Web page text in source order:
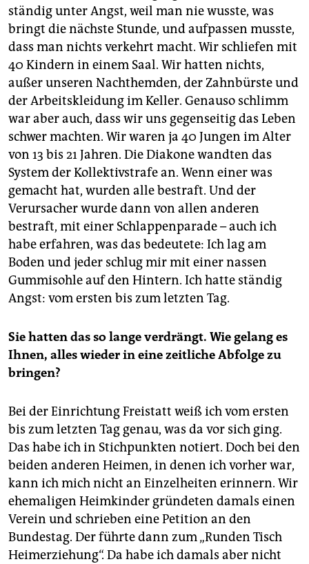
ständig unter Angst, weil man nie wusste, was
bringt die nächste Stunde, und aufpassen musste,
dass man nichts verkehrt macht. Wir schliefen mit
40 Kindern in einem Saal. Wir hatten nichts,
außer unseren Nachthemden, der Zahnbürste und
der Arbeitskleidung im Keller. Genauso schlimm
war aber auch, dass wir uns gegenseitig das Leben
schwer machten. Wir waren ja 40 Jungen im Alter
von 13 bis 21 Jahren. Die Diakone wandten das
System der Kollektivstrafe an. Wenn einer was
gemacht hat, wurden alle bestraft. Und der
Verursacher wurde dann von allen anderen
bestraft, mit einer Schlappenparade – auch ich
habe erfahren, was das bedeutete: Ich lag am
Boden und jeder schlug mir mit einer nassen
Gummisohle auf den Hintern. Ich hatte ständig
Angst: vom ersten bis zum letzten Tag.
Sie hatten das so lange verdrängt. Wie gelang es
Ihnen, alles wieder in eine zeitliche Abfolge zu
bringen?
Bei der Einrichtung Freistatt weiß ich vom ersten
bis zum letzten Tag genau, was da vor sich ging.
Das habe ich in Stichpunkten notiert. Doch bei den
beiden anderen Heimen, in denen ich vorher war,
kann ich mich nicht an Einzelheiten erinnern. Wir
ehemaligen Heimkinder gründeten damals einen
Verein und schrieben eine Petition an den
Bundestag. Der führte dann zum „Runden Tisch
Heimerziehung“. Da habe ich damals aber nicht